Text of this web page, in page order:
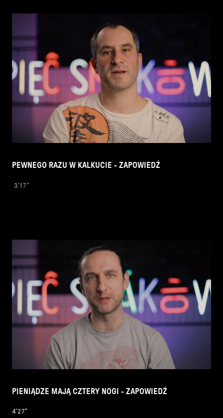
PEWNEGO RAZU W KALKUCIE - ZAPOWIEDŹ
3’17’’
PIENIĄDZE MAJĄ CZTERY NOGI - ZAPOWIEDŹ
4’27’’